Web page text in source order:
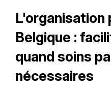
L'organisation
Belgique :
quand soins
nécessaires